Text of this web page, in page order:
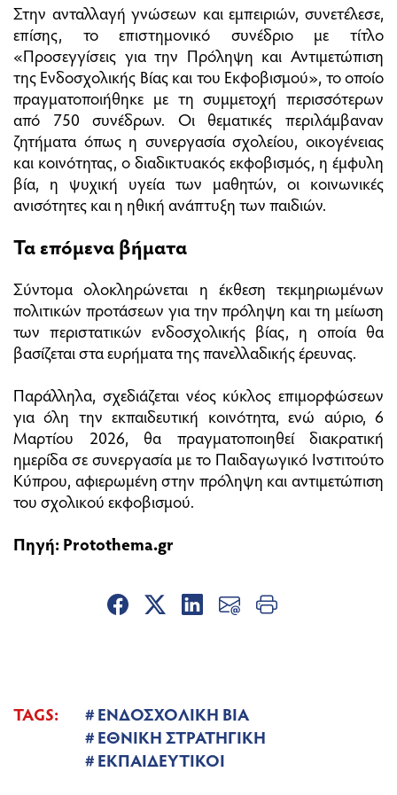
Στην ανταλλαγή γνώσεων και εμπειριών, συνετέλεσε,
επίσης, το επιστημονικό συνέδριο με τίτλο
«Προσεγγίσεις για την Πρόληψη και Αντιμετώπιση
της Ενδοσχολικής Βίας και του Εκφοβισμού», το οποίο
πραγματοποιήθηκε με τη συμμετοχή περισσότερων
από 750 συνέδρων. Οι θεματικές περιλάμβαναν
ζητήματα όπως η συνεργασία σχολείου, οικογένειας
και κοινότητας, ο διαδικτυακός εκφοβισμός, η έμφυλη
βία, η ψυχική υγεία των μαθητών, οι κοινωνικές
ανισότητες και η ηθική ανάπτυξη των παιδιών.
Τα επόμενα βήματα
Σύντομα ολοκληρώνεται η έκθεση τεκμηριωμένων
πολιτικών προτάσεων για την πρόληψη και τη μείωση
των περιστατικών ενδοσχολικής βίας, η οποία θα
βασίζεται στα ευρήματα της πανελλαδικής έρευνας.
Παράλληλα, σχεδιάζεται νέος κύκλος επιμορφώσεων
για όλη την εκπαιδευτική κοινότητα, ενώ αύριο, 6
Μαρτίου 2026, θα πραγματοποιηθεί διακρατική
ημερίδα σε συνεργασία με το Παιδαγωγικό Ινστιτούτο
Κύπρου, αφιερωμένη στην πρόληψη και αντιμετώπιση
του σχολικού εκφοβισμού.
Πηγή:Protothema.gr
TAGS:
ΕΝΔΟΣΧΟΛΙΚΗ ΒΙΑ
ΕΘΝΙΚΗ ΣΤΡΑΤΗΓΙΚΗ
ΕΚΠΑΙΔΕΥΤΙΚΟΙ